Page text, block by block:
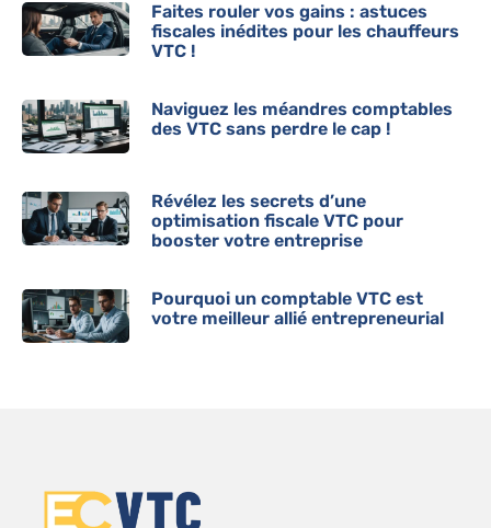
Faites rouler vos gains : astuces
fiscales inédites pour les chauffeurs
VTC !
Naviguez les méandres comptables
des VTC sans perdre le cap !
Révélez les secrets d’une
optimisation fiscale VTC pour
booster votre entreprise
Pourquoi un comptable VTC est
votre meilleur allié entrepreneurial